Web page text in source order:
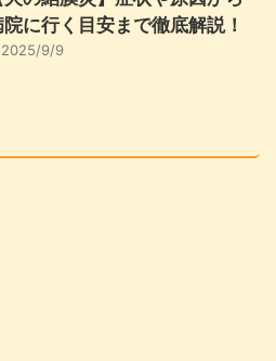
院に行く目安まで徹底解説！
2025/9/9